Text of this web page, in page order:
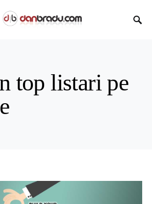
top listari pe